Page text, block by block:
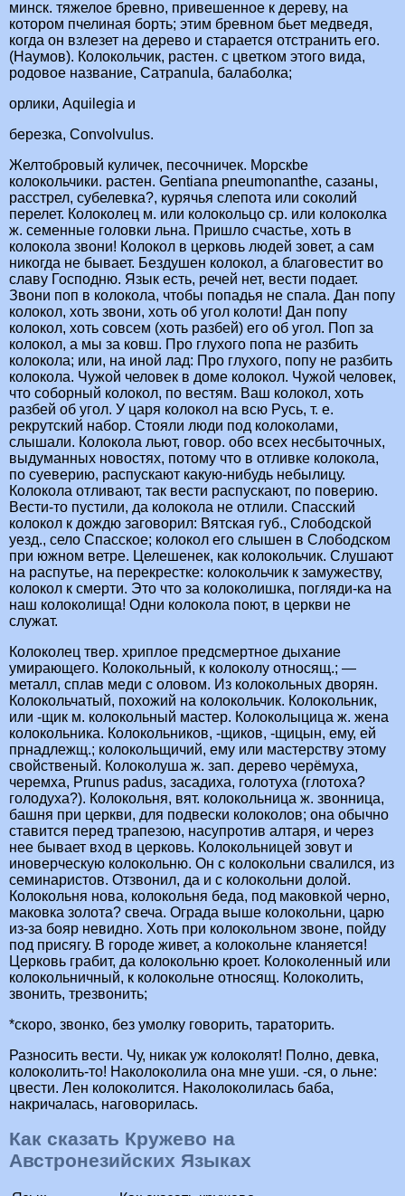
минск. тяжелое бревно, привешенное к дереву, на
котором пчелиная борть; этим бревном бьет медведя,
когда он взлезет на дерево и старается отстранить его.
(Наумов). Колокольчик, растен. с цветком этого вида,
родовое название, Сатраnulа, балаболка;
орлики, Аquilegiа и
березка, Соnvolvulus.
Желтобровый куличек, песочничек. Морскbе
колокольчики. растен. Gentiana pneumonanthе, сазаны,
расстрел, субелевка?, курячья слепота или соколий
перелет. Колоколец м. или колокольцо ср. или колоколка
ж. семенные головки льна. Пришло счастье, хоть в
колокола звони! Колокол в церковь людей зовет, а сам
никогда не бывает. Бездушен колокол, а благовестит во
славу Господню. Язык есть, речей нет, вести подает.
Звони поп в колокола, чтобы попадья не спала. Дан попу
колокол, хоть звони, хоть об угол колоти! Дан попу
колокол, хоть совсем (хоть разбей) его об угол. Поп за
колокол, а мы за ковш. Про глухого попа не разбить
колокола; или, на иной лад: Про глухого, попу не разбить
колокола. Чужой человек в доме колокол. Чужой человек,
что соборный колокол, по вестям. Ваш колокол, хоть
разбей об угол. У царя колокол на всю Русь, т. е.
рекрутский набор. Стояли люди под колоколами,
слышали. Колокола льют, говор. обо всех несбыточных,
выдуманных новостях, потому что в отливке колокола,
по суеверию, распускают какую-нибудь небылицу.
Колокола отливают, так вести распускают, по поверию.
Вести-то пустили, да колокола не отлили. Спасский
колокол к дождю заговорил: Вятская губ., Слободской
уезд., село Спасское; колокол его слышен в Слободском
при южном ветре. Целешенек, как колокольчик. Слушают
на распутье, на перекрестке: колокольчик к замужеству,
колокол к смерти. Это что за колоколишка, погляди-ка на
наш колоколища! Одни колокола поют, в церкви не
служат.
Колоколец твер. хриплое предсмертное дыхание
умирающего. Колокольный, к колоколу относящ.; —
металл, сплав меди с оловом. Из колокольных дворян.
Колокольчатый, похожий на колокольчик. Колокольник,
или -щик м. колокольный мастер. Колоколыцица ж. жена
колокольника. Колокольников, -щиков, -щицын, ему, ей
прнадлежщ.; колокольщичий, ему или мастерству этому
свойственый. Колоколуша ж. зап. дерево черёмуха,
черемха, Рrunus padus, засадиха, голотуха (глотоха?
голодуха?). Колокольня, вят. колокольница ж. звонница,
башня при церкви, для подвески колоколов; она обычно
ставится перед трапезою, насупротив алтаря, и через
нее бывает вход в церковь. Колокольницей зовут и
иноверческую колокольню. Он с колокольни свалился, из
семинаристов. Отзвонил, да и с колокольни долой.
Колокольня нова, колокольня беда, под маковкой черно,
маковка золота? свеча. Ограда выше колокольни, царю
из-за бояр невидно. Хоть при колокольном звоне, пойду
под присягу. В городе живет, а колокольне кланяется!
Церковь грабит, да колокольню кроет. Колоколенный или
колокольничный, к колокольне относящ. Колоколить,
звонить, трезвонить;
*скоро, звонко, без умолку говорить, тараторить.
Разносить вести. Чу, никак уж колоколят! Полно, девка,
колоколить-то! Наколоколила она мне уши. -ся, о льне:
цвести. Лен колоколится. Наколоколилась баба,
накричалась, наговорилась.
Как сказать Кружево на
Австронезийских Языках